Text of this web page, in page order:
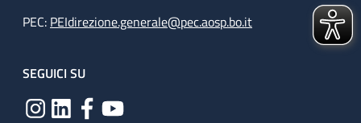
PEC: PEIdirezione.generale@pec.aosp.bo.it
SEGUICI SU